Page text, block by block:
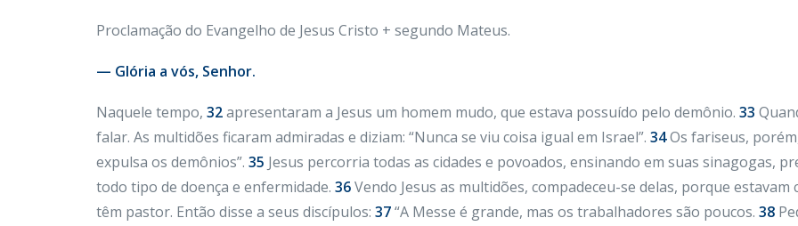
Proclamação do Evangelho de Jesus Cristo + segundo Mateus.
— Glória a vós, Senhor.
Naquele tempo, 32apresentaram a Jesus um homem mudo, que estava possuído pelo demônio. 33
falar. As multidões ficaram admiradas e diziam: “Nunca se viu coisa igual em Israel”. 34Os fariseus,
expulsa os demônios”. 35 Jesus percorria todas as cidades e povoados, ensinando em suas sinagogas,
todo tipo de doença e enfermidade. 36Vendo Jesus as multidões, compadeceu-se delas, porque
têm pastor. Então disse a seus discípulos: 37“A Messe é grande, mas os trabalhadores são poucos. 38